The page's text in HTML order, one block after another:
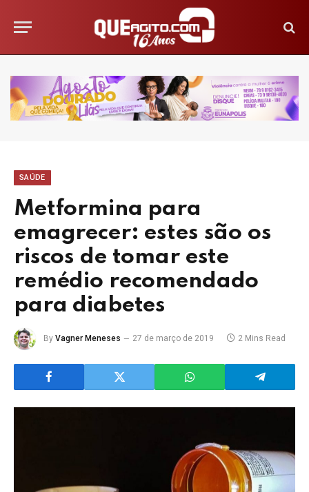
SAÚDE
Metformina para
emagrecer: estes são os
riscos de tomar este
remédio recomendado
para diabetes
By Vagner Meneses 27 de março de 2019 2 Mins Read